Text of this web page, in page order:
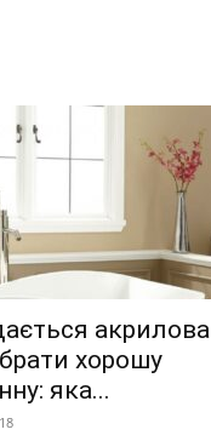
акрилова
хорошу
яка...